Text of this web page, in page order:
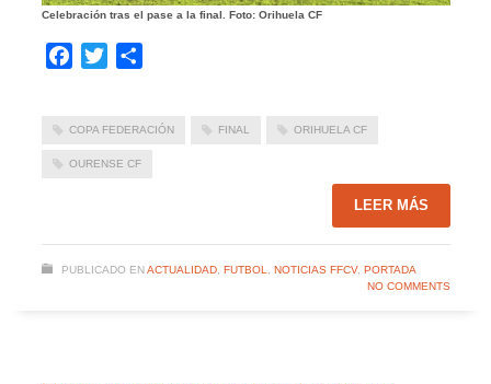
Celebración tras el pase a la final. Foto: Orihuela CF
Facebook
Twitter
COPA FEDERACIÓN FINAL ORIHUELA CF
OURENSE CF
LEER MÁS
PUBLICADO EN ACTUALIDAD, FUTBOL, NOTICIAS FFCV, PORTADA
NO COMMENTS